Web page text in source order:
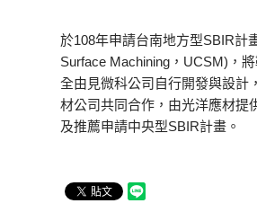
於108年申請台南地方型SBIR計
Surface Machining，UCSM)，
全由見微科公司自行開發與設計
材公司共同合作，由光洋應材提
及推薦申請中央型SBIR計畫。